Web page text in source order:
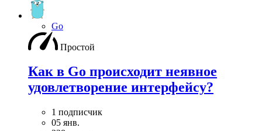
Go
Простой
Как в Go происходит неявное
удовлетворение интерфейсу?
1 подписчик
05 янв.